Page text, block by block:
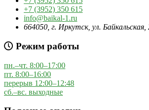
+7 (3952) 350 615
info@baikal-1.ru
664050, г. Иркутск, ул. Байкальская,
Режим работы
пн.–чт. 8:00–17:00
пт. 8:00–16:00
перерыв 12:00–12:48
сб.–вс. выходные